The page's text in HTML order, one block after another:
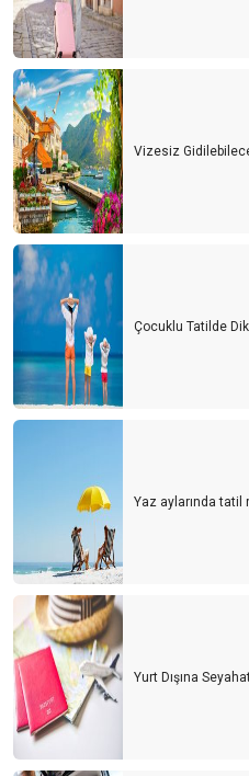
Vizesiz
Çocuklu Tatilde
Yaz aylarında tatil
Yurt Dışına